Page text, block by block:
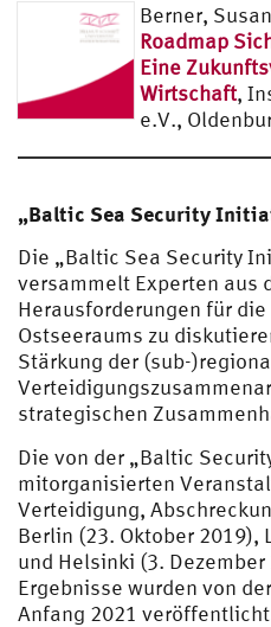
Berner,
Roadmap
Eine
Wirtschaft,
e.V.,
„Baltic Sea Security
Die „Baltic Sea Security
versammelt Experten aus
Herausforderungen für
Ostseeraums zu
Stärkung der (sub-
strategischen
Die von der „Baltic
mitorganisierten
Verteidigung,
Berlin (23. Oktober 2019),
und Helsinki (3.
Ergebnisse wurden von
Anfang 2021